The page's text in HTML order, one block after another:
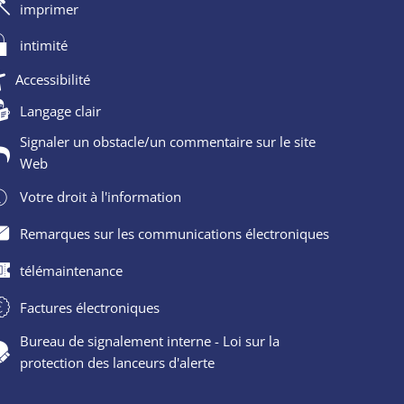
imprimer
intimité
Accessibilité
Langage clair
Signaler un obstacle/un commentaire sur le site
Web
Votre droit à l'information
Remarques sur les communications électroniques
télémaintenance
Factures électroniques
Bureau de signalement interne - Loi sur la
protection des lanceurs d'alerte